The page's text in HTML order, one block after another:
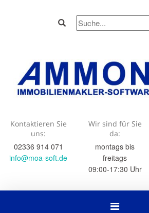
Kontaktieren Sie
uns:
02336 914 071
info@moa-soft.de
Wir sind für Sie
da:
montags bis
freitags
09:00-17:30 Uhr
Navigation